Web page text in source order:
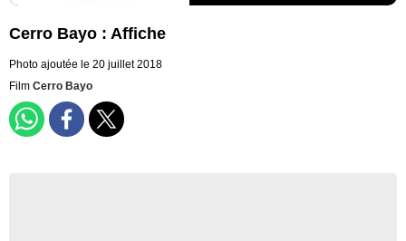
Cerro Bayo : Affiche
Photo ajoutée le 20 juillet 2018
Film Cerro Bayo